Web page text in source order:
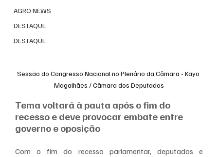
AGRO NEWS
DESTAQUE
DESTAQUE
Sessão do Congresso Nacional no Plenário da Câmara - Kayo
Magalhães / Câmara dos Deputados
Tema voltará à pauta após o fim do
recesso e deve provocar embate entre
governo e oposição
Com o fim do recesso parlamentar, deputados e